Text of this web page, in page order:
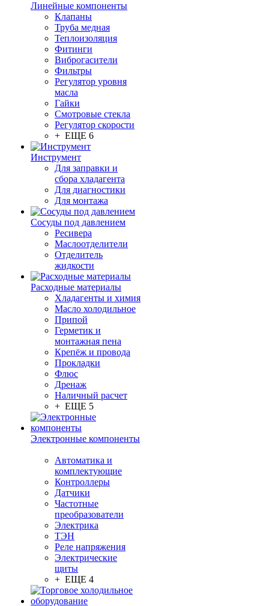
Линейные компоненты
Клапаны
Труба медная
Теплоизоляция
Фитинги
Виброгасители
Фильтры
Регулятор уровня
масла
Гайки
Смотровые стекла
Регулятор скорости
+ ЕЩЕ 6
Инструмент
Для заправки и
сбора хладагента
Для диагностики
Для монтажа
Сосуды под давлением
Ресивера
Маслоотделители
Отделитель
жидкости
Расходные материалы
Хладагенты и химия
Масло холодильное
Припой
Герметик и
монтажная пена
Крепёж и провода
Прокладки
Флюс
Дренаж
Наличный расчет
+ ЕЩЕ 5
Электронные компоненты
Автоматика и
комплектующие
Контроллеры
Датчики
Частотные
преобразователи
Электрика
ТЭН
Реле напряжения
Электрические
щиты
+ ЕЩЕ 4